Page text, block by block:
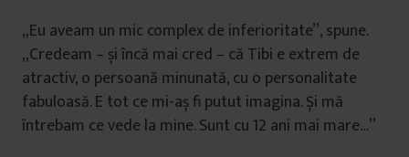
„Eu aveam un mic complex de inferioritate”, spune.
„Credeam – și încă mai cred – că Tibi e extrem de
atractiv, o persoană minunată, cu o personalitate
fabuloasă. E tot ce mi-aș fi putut imagina. Și mă
întrebam ce vede la mine. Sunt cu 12 ani mai mare…”